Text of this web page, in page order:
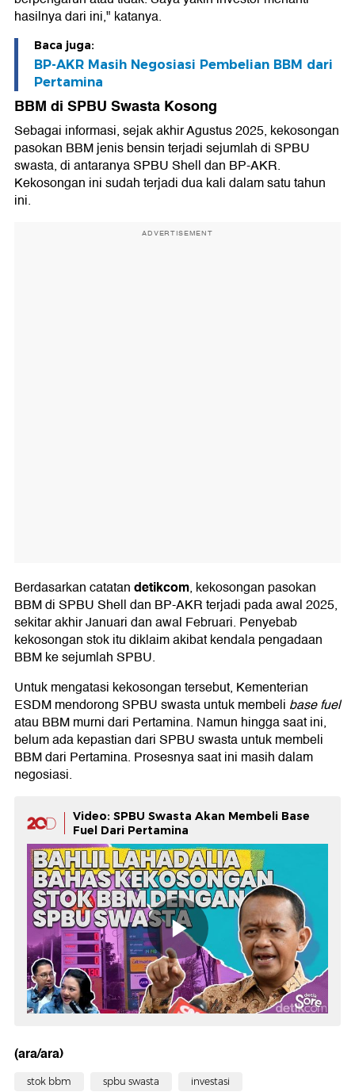
hasilnya dari ini," katanya.
Baca juga:
BP-AKR Masih Negosiasi Pembelian BBM dari
Pertamina
BBM di SPBU Swasta Kosong
Sebagai informasi, sejak akhir Agustus 2025, kekosongan
pasokan BBM jenis bensin terjadi sejumlah di SPBU
swasta, di antaranya SPBU Shell dan BP-AKR.
Kekosongan ini sudah terjadi dua kali dalam satu tahun
ini.
ADVERTISEMENT
Berdasarkan catatandetikcom, kekosongan pasokan
BBM di SPBU Shell dan BP-AKR terjadi pada awal 2025,
sekitar akhir Januari dan awal Februari. Penyebab
kekosongan stok itu diklaim akibat kendala pengadaan
BBM ke sejumlah SPBU.
Untuk mengatasi kekosongan tersebut, Kementerian
ESDM mendorong SPBU swasta untuk membeli base fuel
atau BBM murni dari Pertamina. Namun hingga saat ini,
belum ada kepastian dari SPBU swasta untuk membeli
BBM dari Pertamina. Prosesnya saat ini masih dalam
negosiasi.
Video: SPBU Swasta Akan Membeli Base
Fuel Dari Pertamina
(ara/ara)
stok bbm spbu swasta investasi